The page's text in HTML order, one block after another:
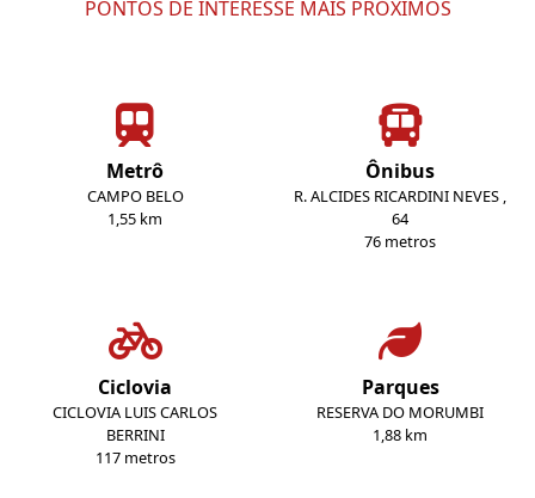
PONTOS DE INTERESSE MAIS PRÓXIMOS
Metrô
CAMPO BELO
1,55 km
Ônibus
R. ALCIDES RICARDINI NEVES ,
64
76 metros
Ciclovia
CICLOVIA LUIS CARLOS
BERRINI
117 metros
Parques
RESERVA DO MORUMBI
1,88 km